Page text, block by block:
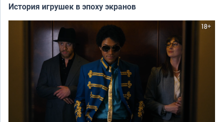
История игрушек в эпоху экранов